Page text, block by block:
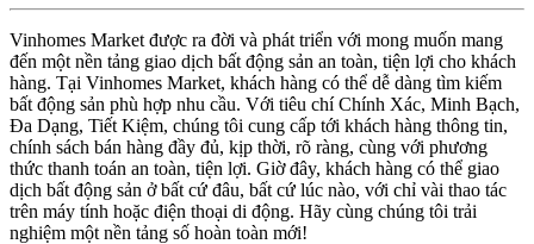
Vinhomes Market được ra đời và phát triển với mong muốn mang
đến một nền tảng giao dịch bất động sản an toàn, tiện lợi cho khách
hàng. Tại Vinhomes Market, khách hàng có thể dễ dàng tìm kiếm
bất động sản phù hợp nhu cầu. Với tiêu chí Chính Xác, Minh Bạch,
Đa Dạng, Tiết Kiệm, chúng tôi cung cấp tới khách hàng thông tin,
chính sách bán hàng đầy đủ, kịp thời, rõ ràng, cùng với phương
thức thanh toán an toàn, tiện lợi. Giờ đây, khách hàng có thể giao
dịch bất động sản ở bất cứ đâu, bất cứ lúc nào, với chỉ vài thao tác
trên máy tính hoặc điện thoại di động. Hãy cùng chúng tôi trải
nghiệm một nền tảng số hoàn toàn mới!